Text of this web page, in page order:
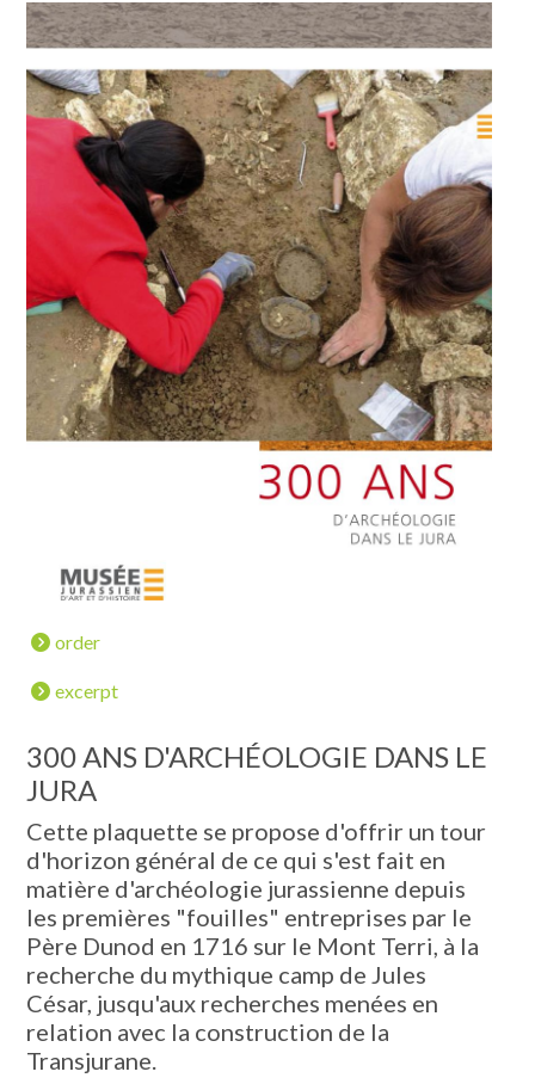
300 ANS D'ARCHÉOLOGIE DANS LE
JURA
Cette plaquette se propose d'offrir un tour
d'horizon général de ce qui s'est fait en
matière d'archéologie jurassienne depuis
les premières "fouilles" entreprises par le
Père Dunod en 1716 sur le Mont Terri, à la
recherche du mythique camp de Jules
César, jusqu'aux recherches menées en
relation avec la construction de la
Transjurane.
order
excerpt